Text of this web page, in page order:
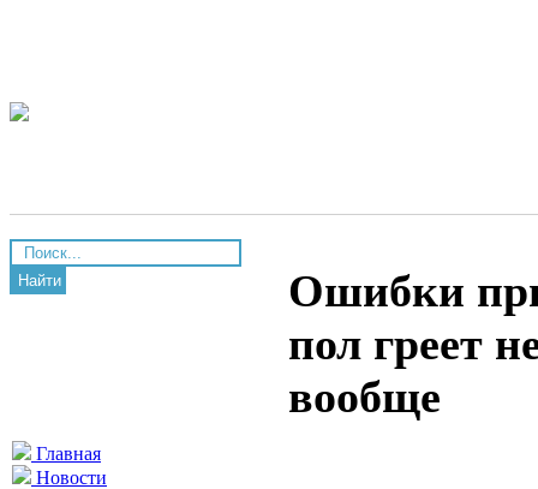
Найти
Главная
Новости
Ошибки
пол греет
вообще